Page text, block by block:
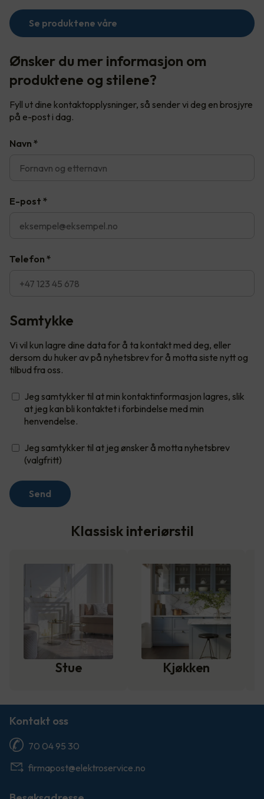
Se produktene våre
Ønsker du mer informasjon om
produktene og stilene?
Fyll ut dine kontaktopplysninger, så sender vi deg en brosjyre
på e-post i dag.
Navn *
E-post *
Telefon *
Samtykke
Vi vil kun lagre dine data for å ta kontakt med deg, eller
dersom du huker av på nyhetsbrev for å motta siste nytt og
tilbud fra oss.
Jeg samtykker til at min kontaktinformasjon lagres, slik
at jeg kan bli kontaktet i forbindelse med min
henvendelse.
Jeg samtykker til at jeg ønsker å motta nyhetsbrev
(valgfritt)
Send
Klassisk interiørstil
Stue Kjøkken
Kontakt oss
70 04 95 30
firmapost@elektroservice.no